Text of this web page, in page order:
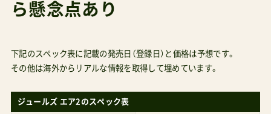
ら懸念点あり
下記のスペック表に記載の発売日（登録日）と価格は予想です。
その他は海外からリアルな情報を取得して埋めています。
ジュールズ エア2のスペック表